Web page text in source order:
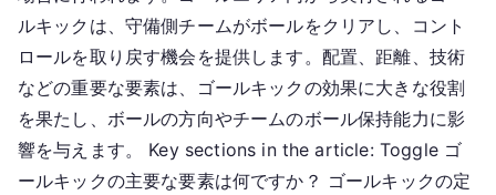
置、
距
離、
テ
ク
ルキックは、守備側チームがボールをクリアし、コント
ロールを取り戻す機会を提供します。配置、距離、技術
などの重要な要素は、ゴールキックの効果に大きな役割
を果たし、ボールの方向やチームのボール保持能力に影
響を与えます。 Key sections in the article: Toggle ゴ
ールキックの主要な要素は何ですか？ ゴールキックの定